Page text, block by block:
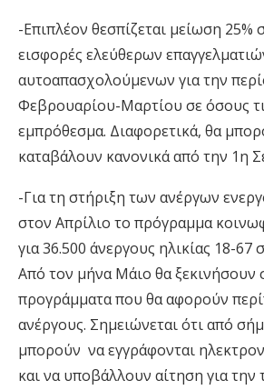
-Επιπλέον θεσπίζεται μείωση 25%
εισφορές ελεύθερων
αυτοαπασχολούμενων για την
Φεβρουαρίου-Μαρτίου σε όσους
εμπρόθεσμα. Διαφορετικά, θα
καταβάλουν κανονικά από την 1η
-Για τη στήριξη των ανέργων
στον Απρίλιο το πρόγραμμα
για 36.500 άνεργους ηλικίας 18-
Από τον μήνα Μάιο θα ξεκινήσουν
προγράμματα που θα αφορούν
ανέργους. Σημειώνεται ότι από
μπορούν να εγγράφονται
και να υποβάλλουν αίτηση για την